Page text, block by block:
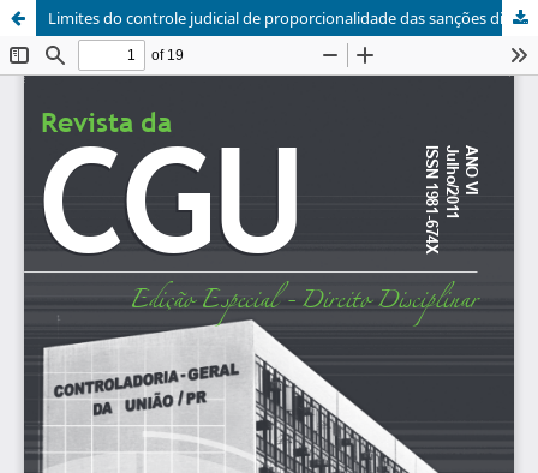
Limites do controle judicial de proporcionalidade das sanções disciplinares aplicadas aos servidores públicos federais regidos pela Lei nº 8112/90